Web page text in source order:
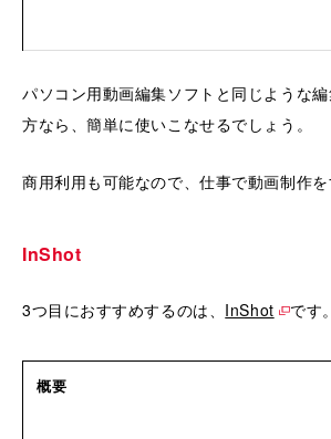
パソコン用動画編集ソフトと同じような
方なら、簡単に使いこなせるでしょう。
商用利用も可能なので、仕事で動画制作
InShot
3つ目におすすめするのは、 InShot です。
概要